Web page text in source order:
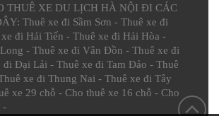
THUÊ XE DU LỊCH HÀ NỘI ĐI CÁC
Thuê xe đi Sầm Sơn - Thuê xe đi
đi Hải Tiến - Thuê xe đi Hải Hòa -
- Thuê xe đi Vân Đồn - Thuê xe đi
đi Đại Lải - Thuê xe đi Tam Đảo - Thuê
xe đi Thung Nai - Thuê xe đi Tây
xe 29 chỗ - Cho thuê xe 16 chỗ - Cho
-